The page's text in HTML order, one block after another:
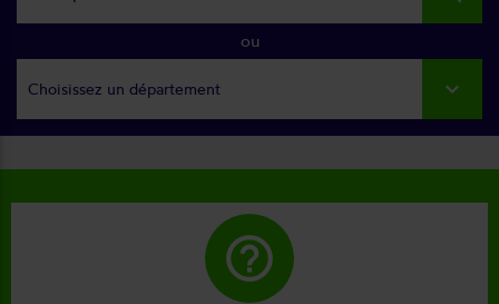
ou
Choisissez un département
help_outline